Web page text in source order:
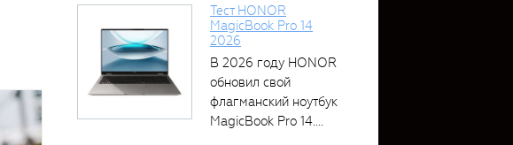
Тест HONOR
MagicBook Pro 14
2026
В 2026 году HONOR
обновил свой
флагманский ноутбук
MagicBook Pro 14....